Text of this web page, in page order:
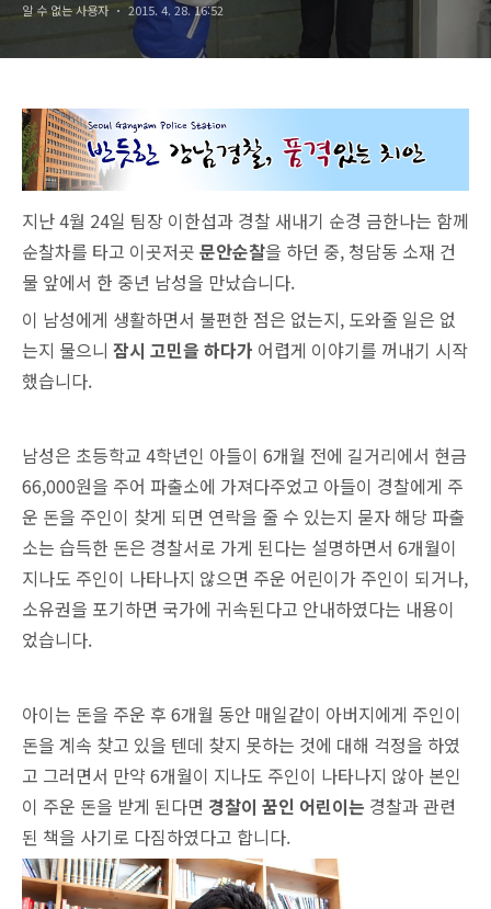
알 수 없는 사용자 2015. 4. 28. 16:52
지난 4월 24일 팀장 이한섭과 경찰 새내기 순경 금한나는 함께
순찰차를 타고 이곳저곳 문안순찰을 하던 중, 청담동 소재 건
물 앞에서 한 중년 남성을 만났습니다.
이 남성에게 생활하면서 불편한 점은 없는지, 도와줄 일은 없
는지 물으니 잠시 고민을 하다가 어렵게 이야기를 꺼내기 시작
했습니다.
남성은 초등학교 4학년인 아들이 6개월 전에 길거리에서 현금
66,000원을 주어 파출소에 가져다주었고 아들이 경찰에게 주
운 돈을 주인이 찾게 되면 연락을 줄 수 있는지 묻자 해당 파출
소는 습득한 돈은 경찰서로 가게 된다는 설명하면서 6개월이
지나도 주인이 나타나지 않으면 주운 어린이가 주인이 되거나,
소유권을 포기하면 국가에 귀속된다고 안내하였다는 내용이
었습니다.
아이는 돈을 주운 후 6개월 동안 매일같이 아버지에게 주인이
돈을 계속 찾고 있을 텐데 찾지 못하는 것에 대해 걱정을 하였
고 그러면서 만약 6개월이 지나도 주인이 나타나지 않아 본인
이 주운 돈을 받게 된다면 경찰이 꿈인 어린이는 경찰과 관련
된 책을 사기로 다짐하였다고 합니다.